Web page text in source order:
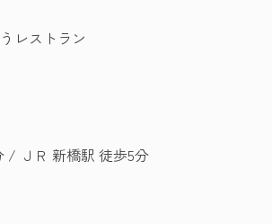
レストラン
/ ＪＲ 新橋駅 徒歩5分